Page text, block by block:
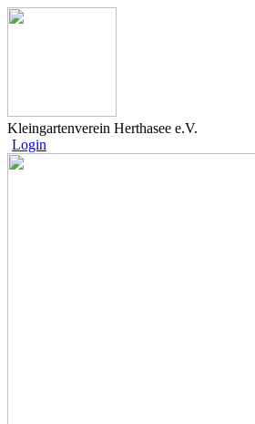
Kleingartenverein Herthasee e.V.
Login